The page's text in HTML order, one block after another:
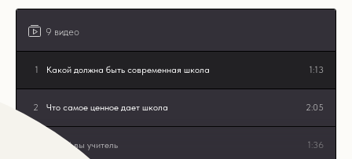
9 видео
1 Какой должна быть современная школа 1:13
2 Что самое ценное дает школа 2:05
Какой вы учитель 1:36